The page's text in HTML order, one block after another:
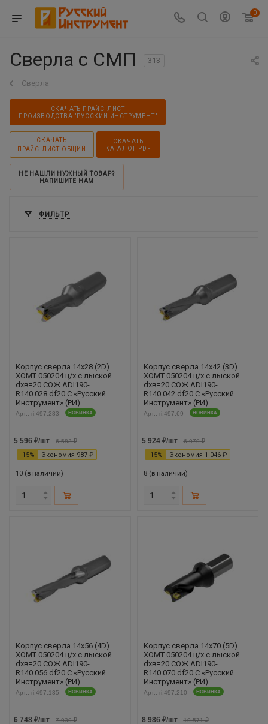
0
Сверла с СМП 313
Сверла
СКАЧАТЬ ПРАЙС-ЛИСТ
ПРОИЗВОДСТВА "РУССКИЙ ИНСТРУМЕНТ"
СКАЧАТЬ
ПРАЙС-ЛИСТ ОБЩИЙ
СКАЧАТЬ
КАТАЛОГ PDF
НЕ НАШЛИ НУЖНЫЙ ТОВАР?
НАПИШИТЕ НАМ
ФИЛЬТР
Корпус сверла 14х28 (2D)
XOMT 050204 ц/х с лыской
dхв=20 СОЖ ADI190-
R140.028.df20.С «Русский
Инструмент» (РИ)
Арт.: ri.497.283 НОВИНКА
5 596 ₽/шт 6 583₽
-15% Экономия 987 ₽
10 (в наличии)
Корпус сверла 14х42 (3D)
XOMT 050204 ц/х с лыской
dхв=20 СОЖ ADI190-
R140.042.df20.С «Русский
Инструмент» (РИ)
Арт.: ri.497.69 НОВИНКА
5 924₽/шт 6 970₽
-15% Экономия 1 046₽
8 (в наличии)
Корпус сверла 14х56 (4D)
XOMT 050204 ц/х с лыской
dхв=20 СОЖ ADI190-
R140.056.df20.С «Русский
Инструмент» (РИ)
Арт.: ri.497.135 НОВИНКА
6 748 ₽/шт 7 939₽
Корпус сверла 14х70 (5D)
XOMT 050204 ц/х с лыской
dхв=20 СОЖ ADI190-
R140.070.df20.С «Русский
Инструмент» (РИ)
Арт.: ri.497.210 НОВИНКА
8 986 ₽/шт 10 571₽